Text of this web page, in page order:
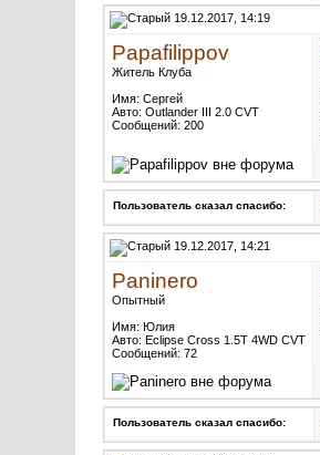
19.12.2017, 14:19
Papafilippov
Житель Клуба
Имя: Сергей
Авто: Outlander III 2.0 CVT
Сообщений: 200
Пользователь сказал cпасибо:
19.12.2017, 14:21
Paninero
Опытный
Имя: Юлия
Авто: Eclipse Cross 1.5T 4WD CVT
Сообщений: 72
Пользователь сказал cпасибо: